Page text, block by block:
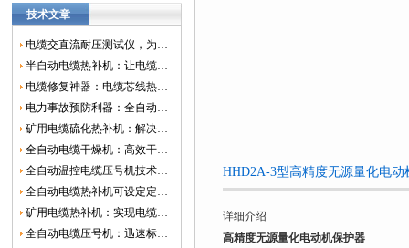
技术文章
电缆交直流耐压测试仪，为电网安全保驾护航
半自动电缆热补机：让电缆修复更简单、更高效！
电缆修复神器：电缆芯线热补机如何保障电网安全？
电力事故预防利器：全自动控温电缆热补机
矿用电缆硫化热补机：解决矿山电缆故障的新选择
全自动电缆干燥机：高效干燥，电缆质量
全自动温控电缆压号机技术革新：数字化标识的新趋势
全自动电缆热补机可设定定时功能，实现自动化热补
矿用电缆热补机：实现电缆故障修复的高效装置
全自动电缆压号机：迅速标识电缆的利器
HHD2A-3型高精度无源量化电
详细介绍
高精度无源量化电动机保护器